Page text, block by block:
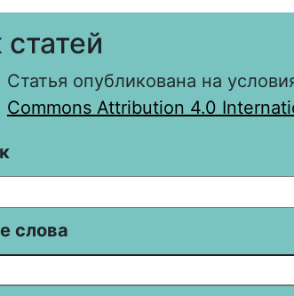
Статья опубликована на
Commons Attribution 4.0
слова